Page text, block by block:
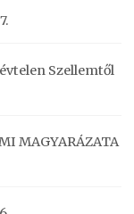
Szellemtől
MAGYARÁZATA